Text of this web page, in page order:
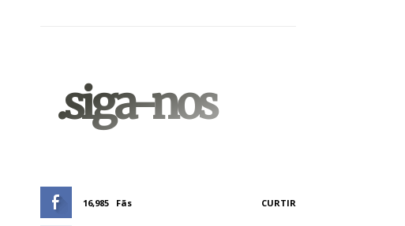
.siga-nos
16,985 Fãs CURTIR